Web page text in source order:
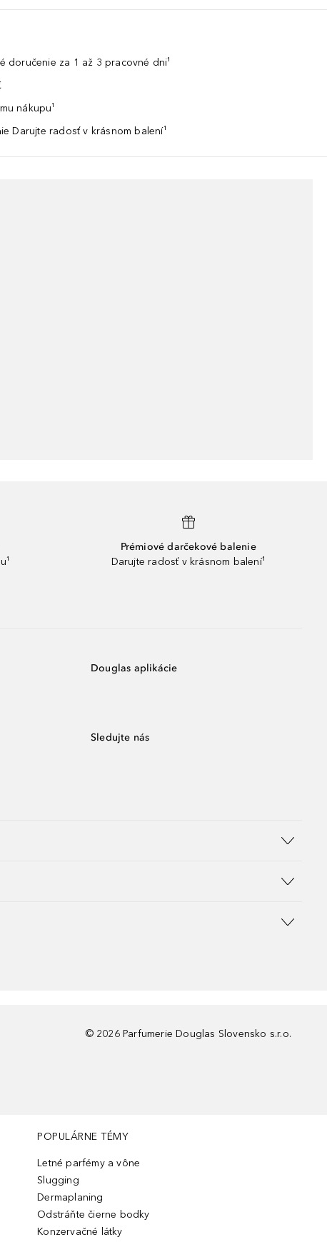
doručenie za 1 až 3 pracovné dni¹
nákupu¹
Darujte radosť v krásnom balení¹
Prémiové darčekové balenie
Darujte radosť v krásnom balení¹
Douglas aplikácie
Sledujte nás
© 2026 Parfumerie Douglas Slovensko s.r.o.
POPULÁRNE TÉMY
Letné parfémy a vône
Slugging
Dermaplaning
Odstráňte čierne bodky
Konzervačné látky